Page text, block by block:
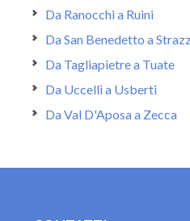
Da Ranocchi a Ruini
Da San Benedetto a
Da Tagliapietre a Tuate
Da Uccelli a Usberti
Da Val D'Aposa a Zecca